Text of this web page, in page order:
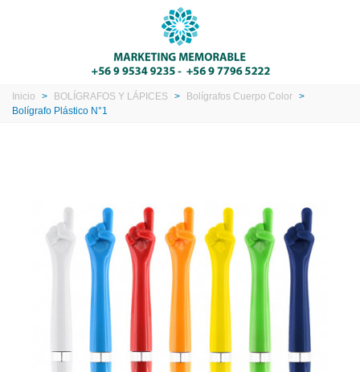
Inicio > BOLÍGRAFOS Y LÁPICES > Bolígrafos Cuerpo Color >
Bolígrafo Plástico N°1